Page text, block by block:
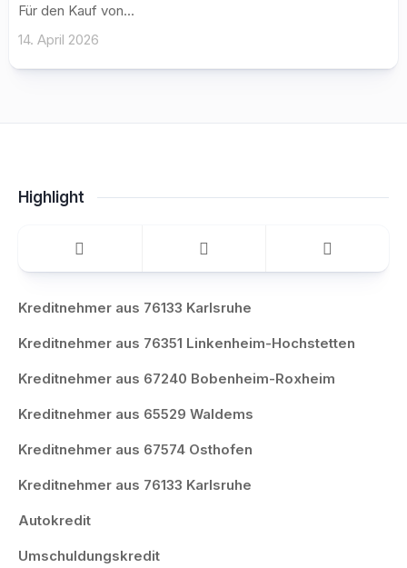
Für den Kauf von...
14. April 2026
Highlight
Kreditnehmer aus 76133 Karlsruhe
Kreditnehmer aus 76351 Linkenheim-Hochstetten
Kreditnehmer aus 67240 Bobenheim-Roxheim
Kreditnehmer aus 65529 Waldems
Kreditnehmer aus 67574 Osthofen
Kreditnehmer aus 76133 Karlsruhe
Autokredit
Umschuldungskredit